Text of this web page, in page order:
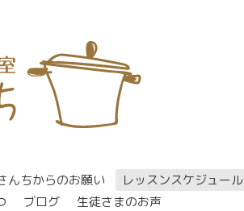
んちからのお願い
レッスンスケジュール
ブログ 生徒さまのお声